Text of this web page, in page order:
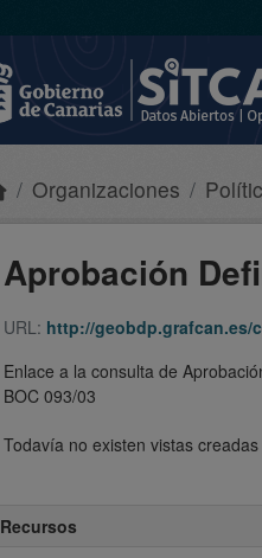
Organizaciones
Aprobación
URL: http://geobdp.grafcan.es/
Enlace a la consulta de
BOC 093/03
Todavía no existen vistas
Recursos